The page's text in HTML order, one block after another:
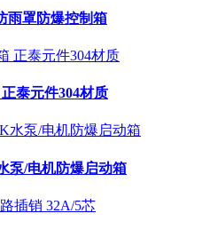
雨罩防爆控制箱
泰元件304材质
泵/电机防爆启动箱